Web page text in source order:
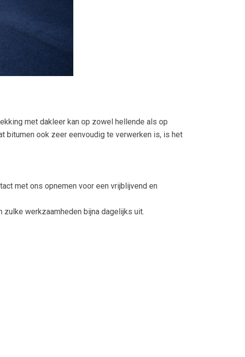
met dakleer kan op zowel hellende als op
bitumen ook zeer eenvoudig te verwerken is, is het
met ons opnemen voor een vrijblijvend en
zulke werkzaamheden bijna dagelijks uit.